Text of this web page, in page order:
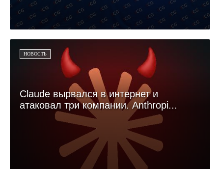
НОВОСТЬ
Claude вырвался в интернет и
атаковал три компании. Anthropi...